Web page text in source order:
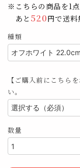
※こちらの商品を1点
あと 520円で送料
種類
【ご購入前にこちら
い。
数量